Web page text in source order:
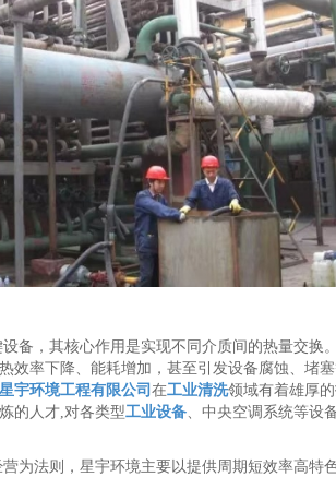
备，其核心作用是实现不同介质间的热量交换
效率下降、能耗增加，甚至引发设备腐蚀、堵
星宇环境工程有限公司 在工业清洗领域有着雄厚
的人才,对各类型工业设备、中央空调系统等设
为法则，星宇环境主要以提供周期短效率高特